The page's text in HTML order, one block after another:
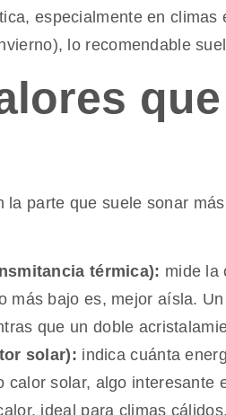
especialmente en
lo recomendable
la parte que suele sonar
térmica): mide la
más bajo es, mejor aísla.
que un doble
solar): indica cuánta
calor solar, algo interesante
ideal para climas cálidos.